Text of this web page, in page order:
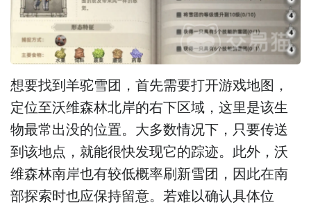
想要找到羊驼雪团，首先需要打开游戏地图，
定位至沃维森林北岸的右下区域，这里是该生
物最常出没的位置。大多数情况下，只要传送
到该地点，就能很快发现它的踪迹。此外，沃
维森林南岸也有较低概率刷新雪团，因此在南
部探索时也应保持留意。若难以确认具体位